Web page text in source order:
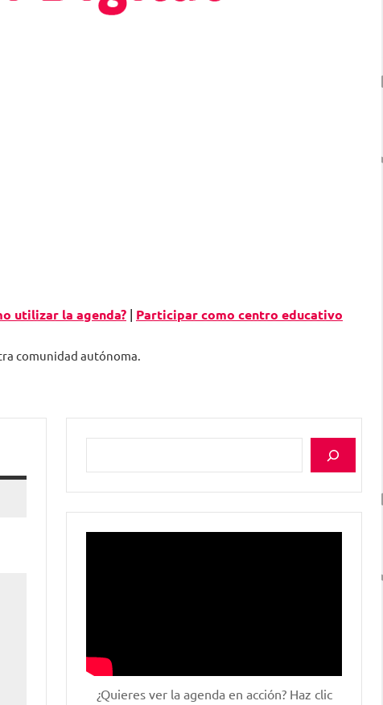
utilizar la agenda? | Participar como centro educativo
comunidad autónoma.
¿Quieres ver la agenda en acción? Haz clic